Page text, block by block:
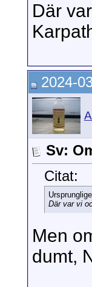
Där
2024-
Sv:
Citat:
Där var vi
Men
dumt,